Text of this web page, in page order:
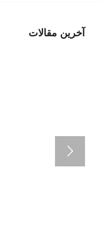
آخرین مقالات